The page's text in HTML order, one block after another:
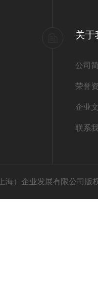
关于
公司
荣誉
企业
联系
海）企业发展有限公司